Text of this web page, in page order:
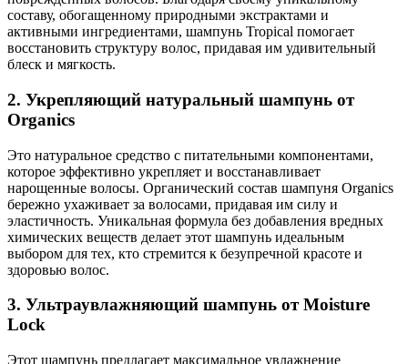
составу, обогащенному природными экстрактами и
активными ингредиентами, шампунь Tropical помогает
восстановить структуру волос, придавая им удивительный
блеск и мягкость.
2. Укрепляющий натуральный шампунь от
Organics
Это натуральное средство с питательными компонентами,
которое эффективно укрепляет и восстанавливает
нарощенные волосы. Органический состав шампуня Organics
бережно ухаживает за волосами, придавая им силу и
эластичность. Уникальная формула без добавления вредных
химических веществ делает этот шампунь идеальным
выбором для тех, кто стремится к безупречной красоте и
здоровью волос.
3. Ультраувлажняющий шампунь от Moisture
Lock
Этот шампунь предлагает максимальное увлажнение